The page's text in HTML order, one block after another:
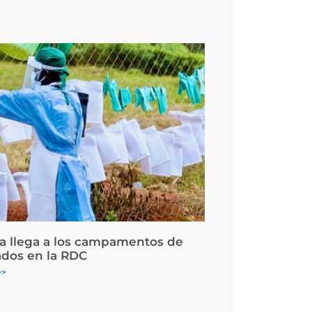
llega a los campamentos de
en la RDC